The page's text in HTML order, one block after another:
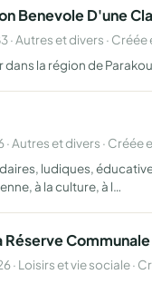
Benevole D'une
· Autres et divers · Créée
la région de
· Autres et divers · Créée
ludiques,
à la culture, à l…
Réserve
· Loisirs et vie sociale ·